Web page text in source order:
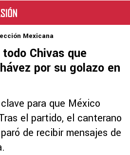
Mexicana
Chivas que
por su golazo en
para que México
el partido, el canterano
de recibir mensajes de